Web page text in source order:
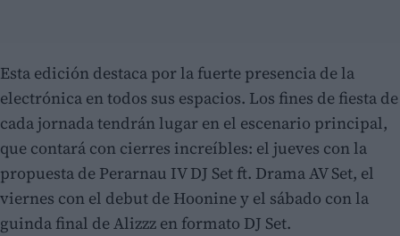
Esta edición destaca por la fuerte presencia de la
electrónica en todos sus espacios. Los fines de fiesta de
cada jornada tendrán lugar en el escenario principal,
que contará con cierres increíbles: el jueves con la
propuesta de Perarnau IV DJ Set ft. Drama AV Set, el
viernes con el debut de Hoonine y el sábado con la
guinda final de Alizzz en formato DJ Set.